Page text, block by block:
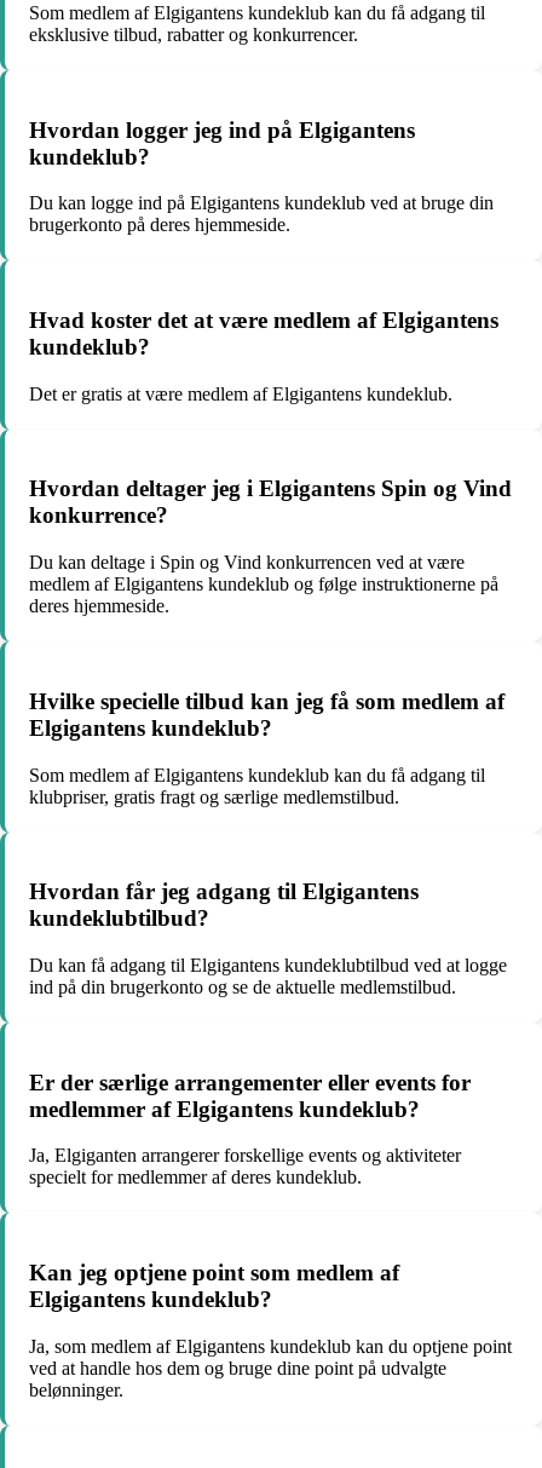
Som medlem af Elgigantens kundeklub kan du få adgang til
eksklusive tilbud, rabatter og konkurrencer.
Hvordan logger jeg ind på Elgigantens
kundeklub?
Du kan logge ind på Elgigantens kundeklub ved at bruge din
brugerkonto på deres hjemmeside.
Hvad koster det at være medlem af Elgigantens
kundeklub?
Det er gratis at være medlem af Elgigantens kundeklub.
Hvordan deltager jeg i Elgigantens Spin og Vind
konkurrence?
Du kan deltage i Spin og Vind konkurrencen ved at være
medlem af Elgigantens kundeklub og følge instruktionerne på
deres hjemmeside.
Hvilke specielle tilbud kan jeg få som medlem af
Elgigantens kundeklub?
Som medlem af Elgigantens kundeklub kan du få adgang til
klubpriser, gratis fragt og særlige medlemstilbud.
Hvordan får jeg adgang til Elgigantens
kundeklubtilbud?
Du kan få adgang til Elgigantens kundeklubtilbud ved at logge
ind på din brugerkonto og se de aktuelle medlemstilbud.
Er der særlige arrangementer eller events for
medlemmer af Elgigantens kundeklub?
Ja, Elgiganten arrangerer forskellige events og aktiviteter
specielt for medlemmer af deres kundeklub.
Kan jeg optjene point som medlem af
Elgigantens kundeklub?
Ja, som medlem af Elgigantens kundeklub kan du optjene point
ved at handle hos dem og bruge dine point på udvalgte
belønninger.